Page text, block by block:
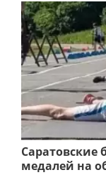
Саратовские
медалей на